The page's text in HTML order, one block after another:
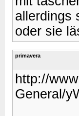
allerdings
oder sie
primavera
http://
General/